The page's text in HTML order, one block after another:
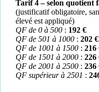
Tarif 4 – selon quotient
(justificatif obligatoire,
élevé est appliqué)
QF de 0 à 500 : 192 €
QF de 501 à 1000 : 202 €
QF de 1001 à 1500 : 216
QF de 1501 à 2000 : 226
QF de 2001 à 2500 : 236
QF supérieur à 2501 :